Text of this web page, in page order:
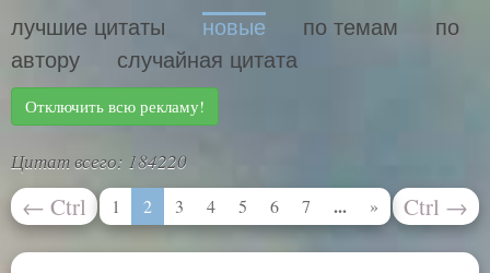
лучшие цитаты новые по темам
по
автору
случайная цитата
Отключить всю рекламу!
Цитат всего: 184220
← Ctrl 1 2 3 4 5 6 7 ... » Ctrl →